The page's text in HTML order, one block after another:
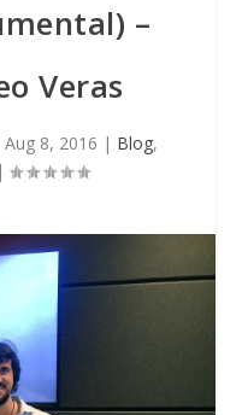
–
Veras
Aug 8, 2016 | Blog,